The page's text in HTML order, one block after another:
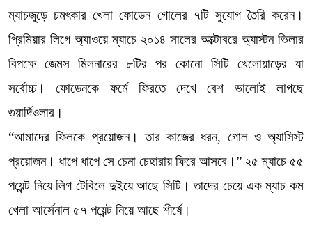
ম্যাচজুড়ে চমৎকার খেলা ফোডেন গোলের ৭টি সুযোগ তৈরি করেন।
প্রিমিয়ার লিগে অ্যাওয়ে ম্যাচে ২০১৪ সালের অক্টোবরে অ্যাস্টন ভিলার
বিপক্ষে জেমস মিলনারের ৮টির পর কোনো সিটি খেলোয়াড়ের যা
সর্বোচ্চ। ফোডেনকে ফর্মে ফিরতে দেখে বেশ ভালোই লাগছে
গুয়ার্দিওলার।
“আমাদের ফিলকে প্রয়োজন। তার কাজের ধরন, গোল ও অ্যাসিস্ট
প্রয়োজন। ধাপে ধাপে সে চেনা চেহারায় ফিরে আসবে।” ২৫ ম্যাচে ৫৫
পয়েন্ট নিয়ে লিগ টেবিলে দুইয়ে আছে সিটি। তাদের চেয়ে এক ম্যাচ কম
খেলা আর্সেনাল ৫৭ পয়েন্ট নিয়ে আছে শীর্ষে।